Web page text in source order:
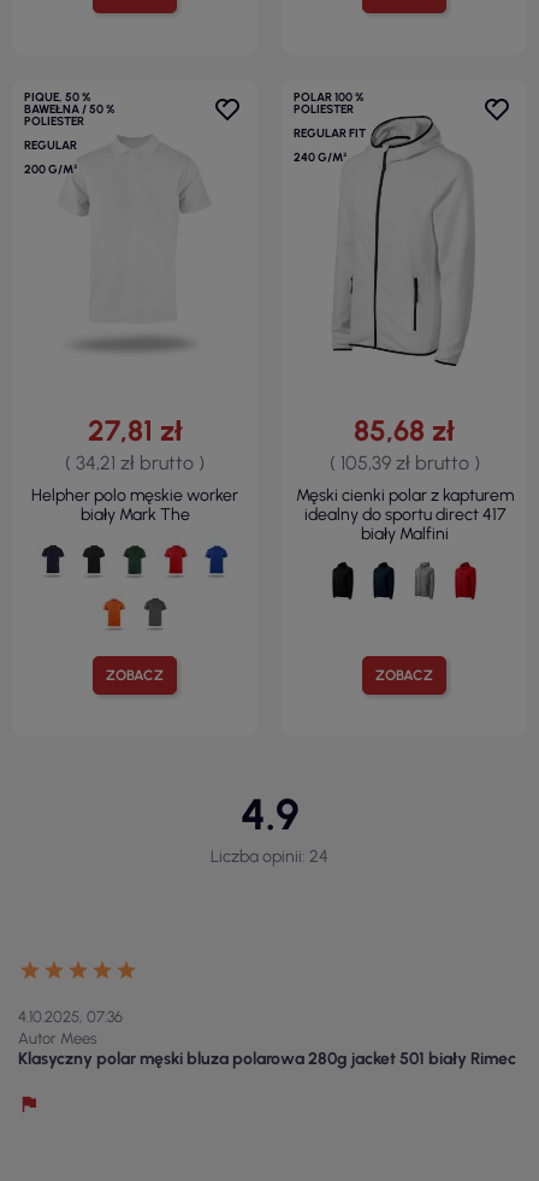
PIQUE, 50 %
BAWEŁNA / 50 %
POLIESTER
REGULAR
200 G/M²
ZOBACZ
27,81 zł
( 34,21 zł brutto )
Helpher polo męskie worker
biały Mark The
POLAR 100 %
POLIESTER
REGULAR FIT
240 G/M²
ZOBACZ
85,68 zł
( 105,39 zł brutto )
Męski cienki polar z kapturem
idealny do sportu direct 417
biały Malfini
4.9
Liczba opinii: 24
4.10.2025, 07:36
Autor Mees
Klasyczny polar męski bluza polarowa 280g jacket 501 biały Rimec